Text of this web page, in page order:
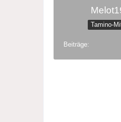
Tamino-
Beiträge